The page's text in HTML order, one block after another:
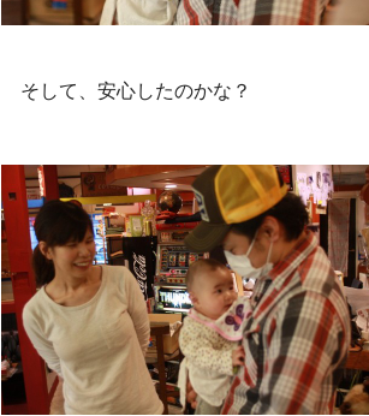
そして、安心したのかな？